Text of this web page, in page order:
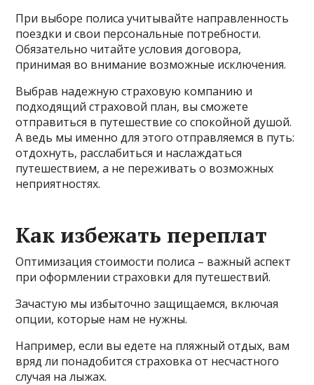
При выборе полиса учитывайте направленность
поездки и свои персональные потребности.
Обязательно читайте условия договора,
принимая во внимание возможные исключения.
Выбрав надежную страховую компанию и
подходящий страховой план, вы сможете
отправиться в путешествие со спокойной душой.
А ведь мы именно для этого отправляемся в путь:
отдохнуть, расслабиться и наслаждаться
путешествием, а не переживать о возможных
неприятностях.
Как избежать переплат
Оптимизация стоимости полиса – важный аспект
при оформлении страховки для путешествий.
Зачастую мы избыточно защищаемся, включая
опции, которые нам не нужны.
Например, если вы едете на пляжный отдых, вам
вряд ли понадобится страховка от несчастного
случая на лыжах.